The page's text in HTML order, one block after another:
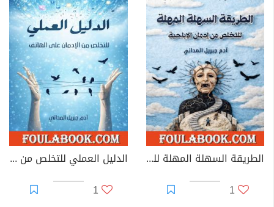
الطريقة السهلة المهلة للتخلص من إدمان الإباحية
1
الدليل العملي للتخلص من الإدمان على الهاتف
1